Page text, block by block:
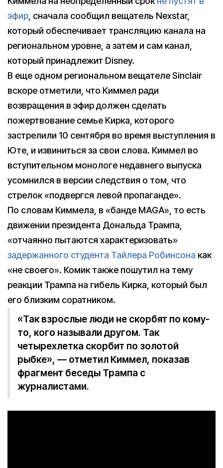
эфир, сначала сообщил вещатель Nexstar,
который обеспечивает трансляцию канала на
региональном уровне, а затем и сам канал,
который принадлежит Disney.
В еще одном региональном вещателе Sinclair
вскоре отметили, что Киммел ради
возвращения в эфир должен сделать
пожертвование семье Кирка, которого
застрелили 10 сентября во время выступления в
Юте, и извиниться за свои слова. Киммел во
вступительном монологе недавнего выпуска
усомнился в версии следствия о том, что
стрелок «подвергся левой пропаганде».
По словам Киммела, в «банде MAGA», то есть
движении президента Дональда Трампа,
«отчаянно пытаются характеризовать»
задержанного студента Тайлера Робинсона как
«не своего». Комик также пошутил на тему
реакции Трампа на гибель Кирка, который был
его близким соратником.
«Так взрослые люди не скорбят по кому-
то, кого называли другом. Так
четырехлетка скорбит по золотой
рыбке», — отметил Киммел, показав
фрагмент беседы Трампа с
журналистами.